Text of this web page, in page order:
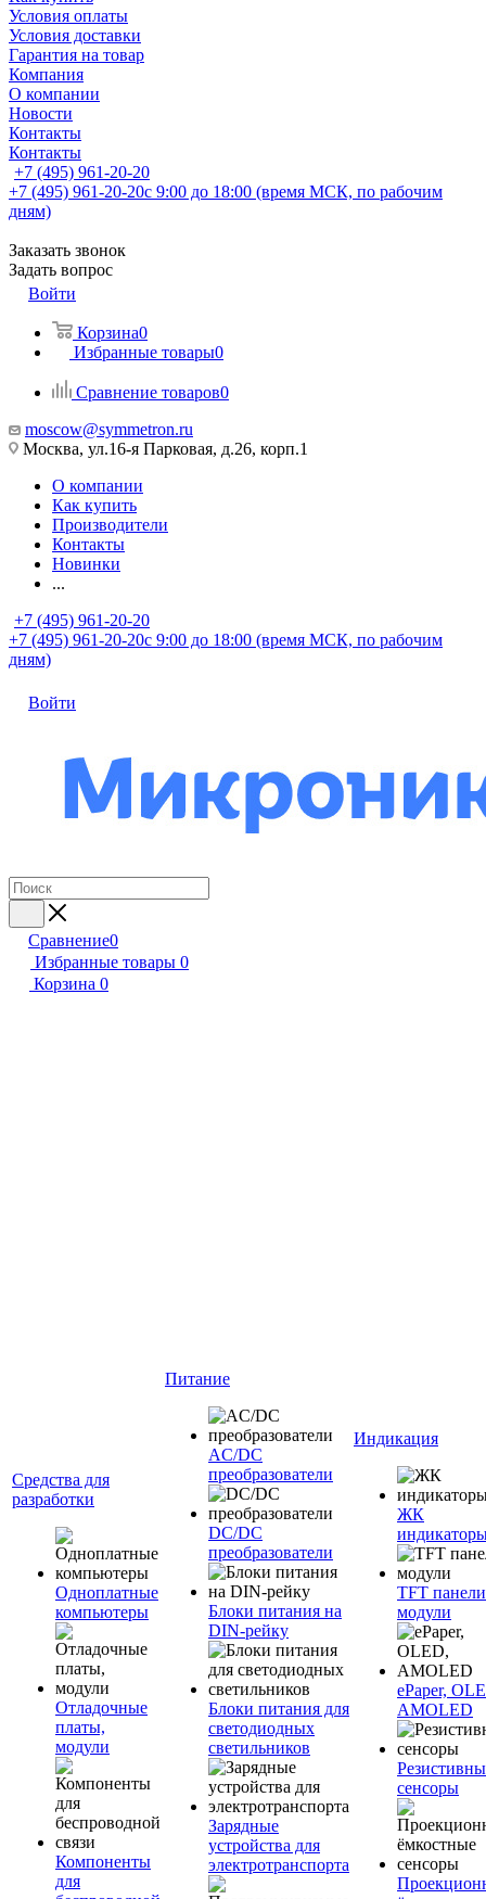
Условия оплаты
Условия доставки
Гарантия на товар
Компания
О компании
Новости
Контакты
Контакты
+7 (495) 961-20-20
+7 (495) 961-20-20с 9:00 до 18:00 (время МСК, по рабочим
дням)
Заказать звонок
Задать вопрос
Войти
Корзина0
Избранные товары0
Сравнение товаров0
moscow@symmetron.ru
Москва, ул.16-я Парковая, д.26, корп.1
О компании
Как купить
Производители
Контакты
Новинки
...
+7 (495) 961-20-20
+7 (495) 961-20-20с 9:00 до 18:00 (время МСК, по рабочим
дням)
Войти
Сравнение0
Избранные товары 0
Корзина 0
Средства для
разработки
Одноплатные
компьютеры
Отладочные
платы,
модули
Компоненты
для
Питание
AC/DC
преобразователи
DC/DC
преобразователи
Блоки питания на
DIN-рейку
Блоки питания для
светодиодных
светильников
Зарядные
устройства для
электротранспорта
Индикация
ЖК
TFT
модули
ePaper,
AMOLED
сенсоры